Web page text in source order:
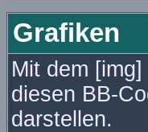
Grafiken
Mit dem
diesen BB-
darstellen.